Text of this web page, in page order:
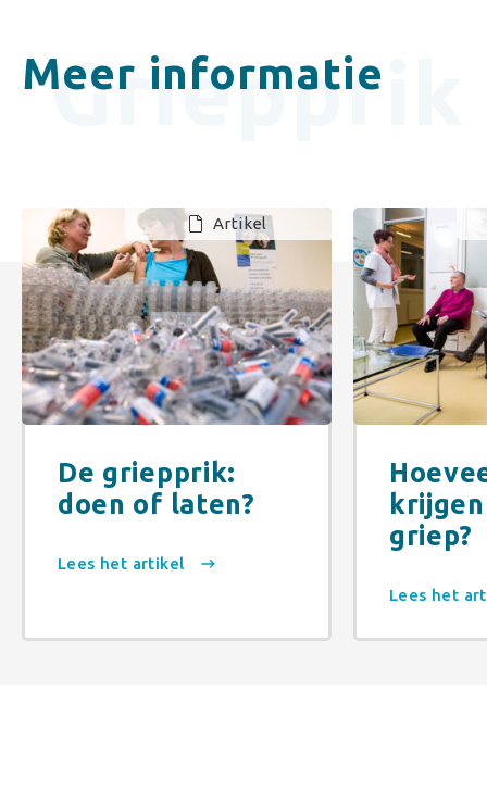
Meer informatie
Griepprik
Artikel
De griepprik:
doen of laten?
Lees het artikel
griep?
Lees het